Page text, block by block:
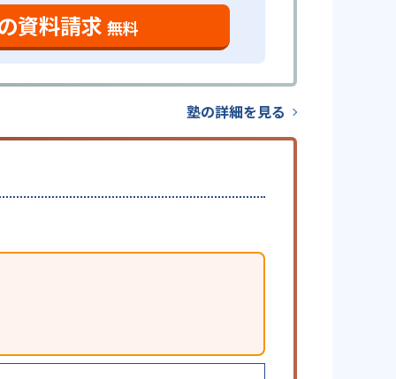
資料請求 無料
塾の詳細を見る